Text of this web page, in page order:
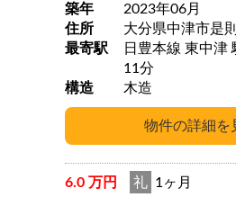
築年
2023年06月
住所
大分県中津市是則
最寄駅
日豊本線 東中津 駅 徒歩
11分
構造
木造
6.0 万円 礼 1ヶ月